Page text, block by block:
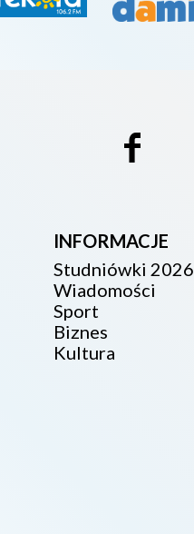
INFORMACJE
Studniówki 2026
Wiadomości
Sport
Biznes
Kultura